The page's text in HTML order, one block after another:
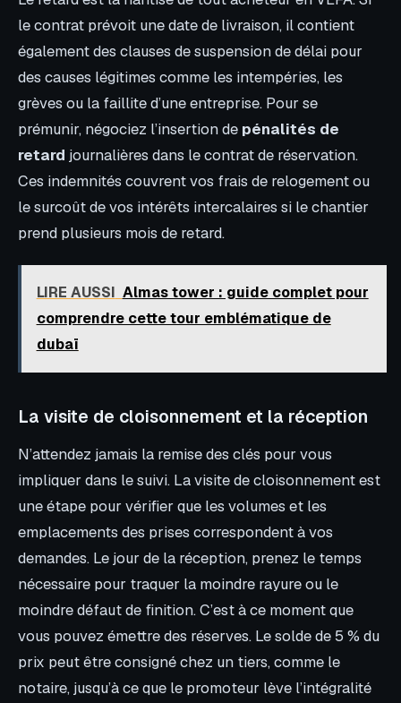
le contrat prévoit une date de livraison, il contient
également des clauses de suspension de délai pour
des causes légitimes comme les intempéries, les
grèves ou la faillite d’une entreprise. Pour se
prémunir, négociez l’insertion de pénalités de
retard journalières dans le contrat de réservation.
Ces indemnités couvrent vos frais de relogement ou
le surcoût de vos intérêts intercalaires si le chantier
prend plusieurs mois de retard.
LIRE AUSSI Almas tower : guide complet pour
comprendre cette tour emblématique de
dubaï
La visite de cloisonnement et la réception
N’attendez jamais la remise des clés pour vous
impliquer dans le suivi. La visite de cloisonnement est
une étape pour vérifier que les volumes et les
emplacements des prises correspondent à vos
demandes. Le jour de la réception, prenez le temps
nécessaire pour traquer la moindre rayure ou le
moindre défaut de finition. C’est à ce moment que
vous pouvez émettre des réserves. Le solde de 5 % du
prix peut être consigné chez un tiers, comme le
notaire, jusqu’à ce que le promoteur lève l’intégralité